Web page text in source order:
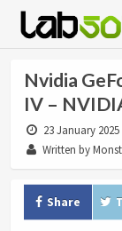
Nvidia
IV –
23 January 2025
Written by
Share